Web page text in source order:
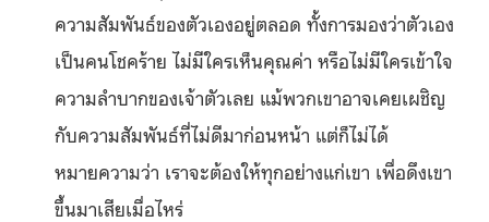
ความสัมพันธ์ของตัวเองอยู่ตลอด ทั้งการมองว่าตัวเอง
เป็นคนโชคร้าย ไม่มีใครเห็นคุณค่า หรือไม่มีใครเข้าใจ
ความลำบากของเจ้าตัวเลย แม้พวกเขาอาจเคยเผชิญ
กับความสัมพันธ์ที่ไม่ดีมาก่อนหน้า แต่ก็ไม่ได้
หมายความว่า เราจะต้องให้ทุกอย่างแก่เขา เพื่อดึงเขา
ขึ้นมาเสียเมื่อไหร่